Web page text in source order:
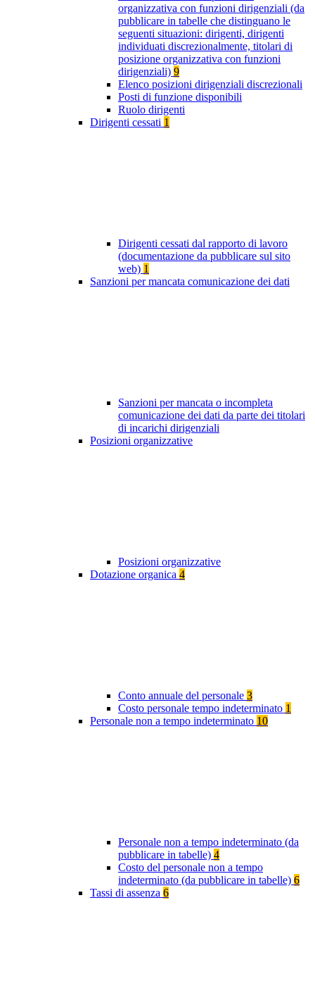
organizzativa con funzioni dirigenziali (da
pubblicare in tabelle che distinguano le
seguenti situazioni: dirigenti, dirigenti
individuati discrezionalmente, titolari di
posizione organizzativa con funzioni
dirigenziali) 9
Elenco posizioni dirigenziali discrezionali
Posti di funzione disponibili
Ruolo dirigenti
Dirigenti cessati 1
Dirigenti cessati dal rapporto di lavoro
(documentazione da pubblicare sul sito
web) 1
Sanzioni per mancata comunicazione dei dati
Sanzioni per mancata o incompleta
comunicazione dei dati da parte dei titolari
di incarichi dirigenziali
Posizioni organizzative
Posizioni organizzative
Dotazione organica 4
Conto annuale del personale 3
Costo personale tempo indeterminato 1
Personale non a tempo indeterminato 10
Personale non a tempo indeterminato (da
pubblicare in tabelle) 4
Costo del personale non a tempo
indeterminato (da pubblicare in tabelle) 6
Tassi di assenza 6